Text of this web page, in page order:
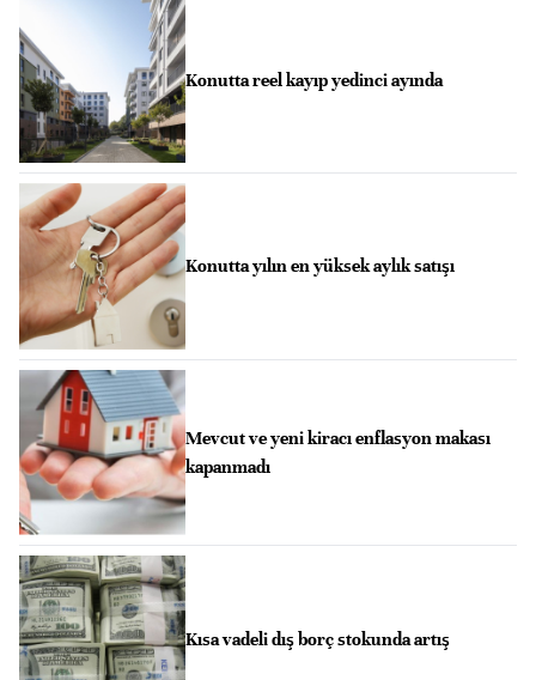
Konutta reel kayıp yedinci ayında
Konutta yılın en yüksek aylık satışı
Mevcut ve yeni kiracı enflasyon makası
kapanmadı
Kısa vadeli dış borç stokunda artış